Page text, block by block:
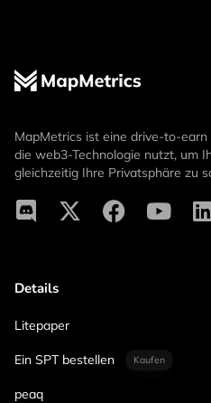
MapMetrics ist eine drive-to-
die web3-Technologie nutzt, um
gleichzeitig Ihre Privatsphäre zu
Details
Litepaper
Ein SPT bestellen Kaufen
peaq